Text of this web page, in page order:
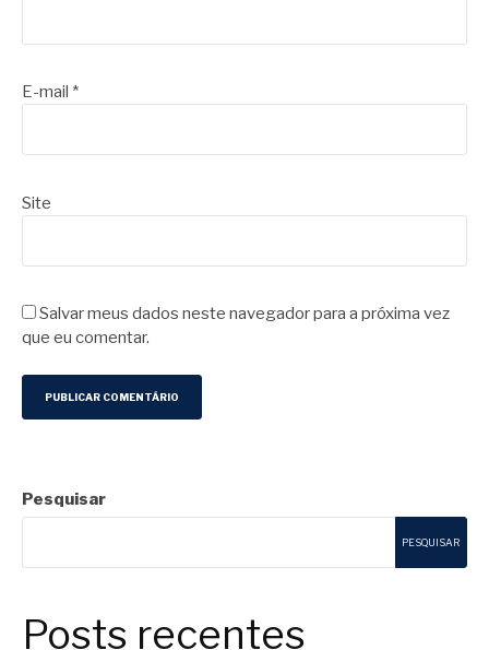
E-mail *
Site
Salvar meus dados neste navegador para a próxima vez
que eu comentar.
Pesquisar
PESQUISAR
Posts recentes